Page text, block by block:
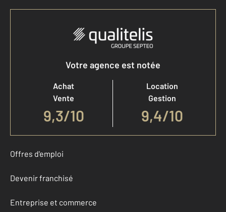
Votre agence est notée
Achat
Vente
9,3/10
Location
Gestion
9,4/10
Offres d'emploi
Devenir franchisé
Entreprise et commerce